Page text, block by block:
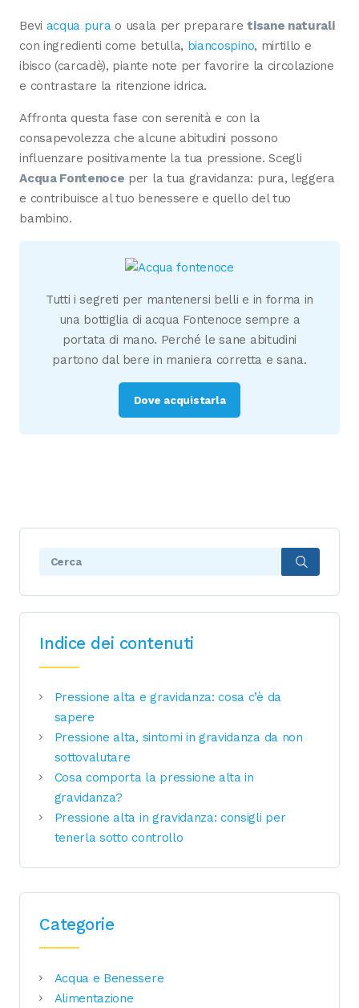
Bevi acqua pura o usala per prepararetisane naturali
con ingredienti come betulla, biancospino, mirtillo e
ibisco (carcadè), piante note per favorire la circolazione
e contrastare la ritenzione idrica.
Affronta questa fase con serenità e con la
consapevolezza che alcune abitudini possono
influenzare positivamente la tua pressione. Scegli
Acqua Fontenoce per la tua gravidanza: pura, leggera
e contribuisce al tuo benessere e quello del tuo
bambino.
Tutti i segreti per mantenersi belli e in forma in
una bottiglia di acqua Fontenoce sempre a
portata di mano. Perché le sane abitudini
partono dal bere in maniera corretta e sana.
Dove acquistarla
Search:
Indice dei contenuti
Pressione alta e gravidanza: cosa c’è da
sapere
Pressione alta, sintomi in gravidanza da non
sottovalutare
Cosa comporta la pressione alta in
gravidanza?
Pressione alta in gravidanza: consigli per
tenerla sotto controllo
Categorie
Acqua e Benessere
Alimentazione